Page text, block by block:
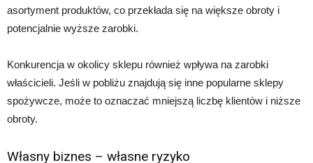
asortyment produktów, co przekłada się na większe obroty i
potencjalnie wyższe zarobki.
Konkurencja w okolicy sklepu również wpływa na zarobki
właścicieli. Jeśli w pobliżu znajdują się inne popularne sklepy
spożywcze, może to oznaczać mniejszą liczbę klientów i niższe
obroty.
Własny biznes – własne ryzyko